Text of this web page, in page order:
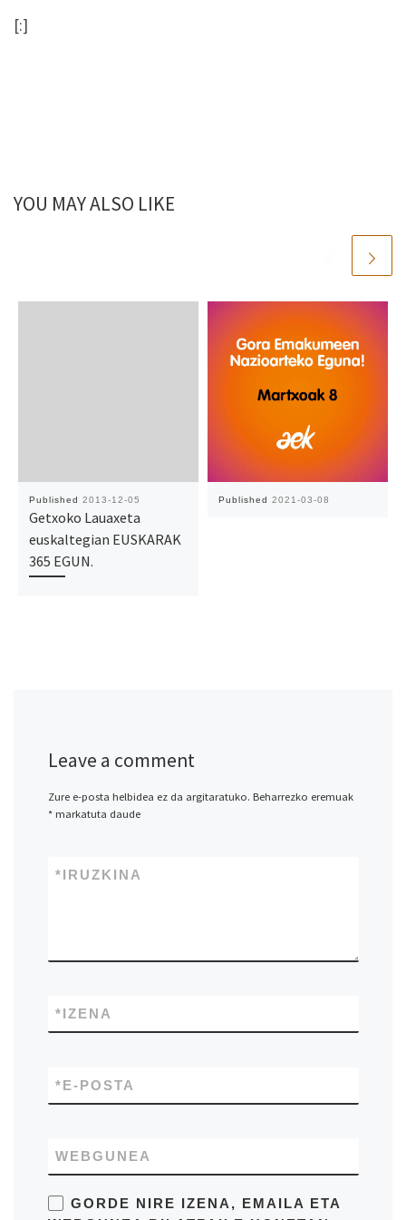
[:]
YOU MAY ALSO LIKE
Published 2013-12-05
Getxoko Lauaxeta
euskaltegian EUSKARAK
365 EGUN.
Published 2021-03-08
Leave a comment
Zure e-posta helbidea ez da argitaratuko. Beharrezko eremuak
*markatuta daude
IRUZKINA
*
IZENA
*
E-POSTA
*
WEBGUNEA
GORDE NIRE IZENA, EMAILA ETA